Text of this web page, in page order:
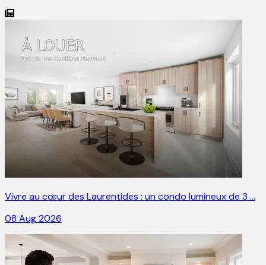
Vivre au cœur des Laurentides : un condo lumineux de 3 …
08 Aug 2026